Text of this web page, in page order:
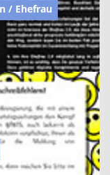
/ Ehefrau